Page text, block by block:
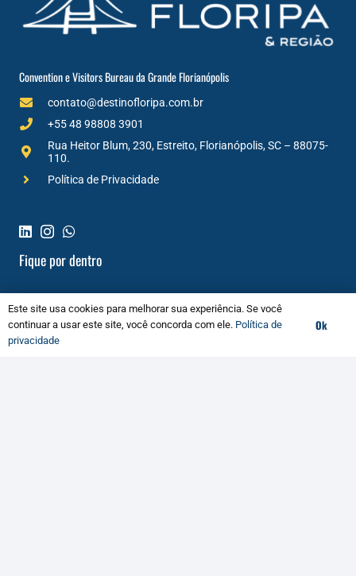
Convention e Visitors Bureau da Grande Florianópolis
contato@destinofloripa.com.br
+55 48 98808 3901
Rua Heitor Blum, 230, Estreito, Florianópolis, SC – 88075-
110.
Política de Privacidade
Fique por dentro
Este site usa cookies para melhorar sua experiência. Se você
continuar a usar este site, você concorda com ele. Política de
privacidade
Ok